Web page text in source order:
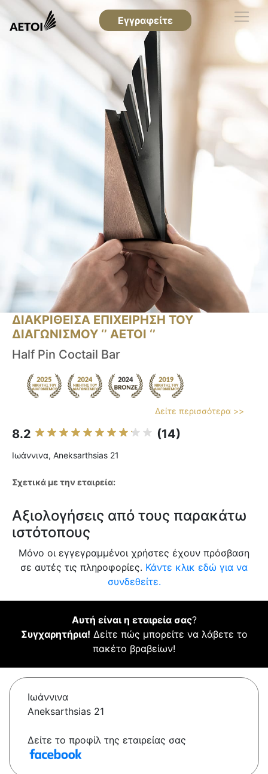
Εγγραφείτε
ΔΙΑΚΡΙΘΕΙΣΑ ΕΠΙΧΕΙΡΗΣΗ ΤΟΥ
ΔΙΑΓΩΝΙΣΜΟΥ ‘’ ΑΕΤΟΙ ‘’
Half Pin Coctail Bar
Δείτε περισσότερα >>
8.2 (14)
Ιωάννινα, Aneksarthsias 21
Σχετικά με την εταιρεία:
Αξιολογήσεις από τους παρακάτω
ιστότοπους
Μόνο οι εγγεγραμμένοι χρήστες έχουν πρόσβαση
σε αυτές τις πληροφορίες. Κάντε κλικ εδώ για να
συνδεθείτε.
Αυτή είναι η εταιρεία σας?
Συγχαρητήρια! Δείτε πώς μπορείτε να λάβετε το
πακέτο βραβείων!
Ιωάννινα
Aneksarthsias 21
Δείτε το προφίλ της εταιρείας σας